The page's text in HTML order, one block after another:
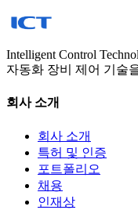
Intelligent Control
자동화 장비 제어 기술
회사 소개
회사 소개
특허 및 인증
포트폴리오
채용
인재상